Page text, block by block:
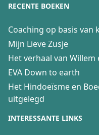
RECENTE BOEKEN
Coaching op basis
Mijn Lieve Zusje
Het verhaal van Willem
EVA Down to earth
Het Hindoeïsme en
uitgelegd
INTERESSANTE LINKS